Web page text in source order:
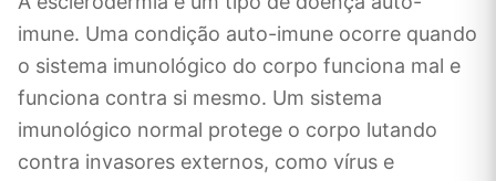
imune. Uma condição auto-imune ocorre quando
o sistema imunológico do corpo funciona mal e
funciona contra si mesmo. Um sistema
imunológico normal protege o corpo lutando
contra invasores externos, como vírus e